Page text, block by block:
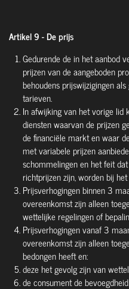
Artikel 9 - De prijs
Gedurende de in het aanbod
prijzen van de aangeboden
behoudens prijswijzigingen
tarieven.
In afwijking van het vorige lid
diensten waarvan de prijzen
de financiële markt en waar
met variabele prijzen
schommelingen en het feit
richtprijzen zijn, worden bij
Prijsverhogingen binnen 3
overeenkomst zijn alleen
wettelijke regelingen of
Prijsverhogingen vanaf 3
overeenkomst zijn alleen
bedongen heeft en:
deze het gevolg zijn van
de consument de